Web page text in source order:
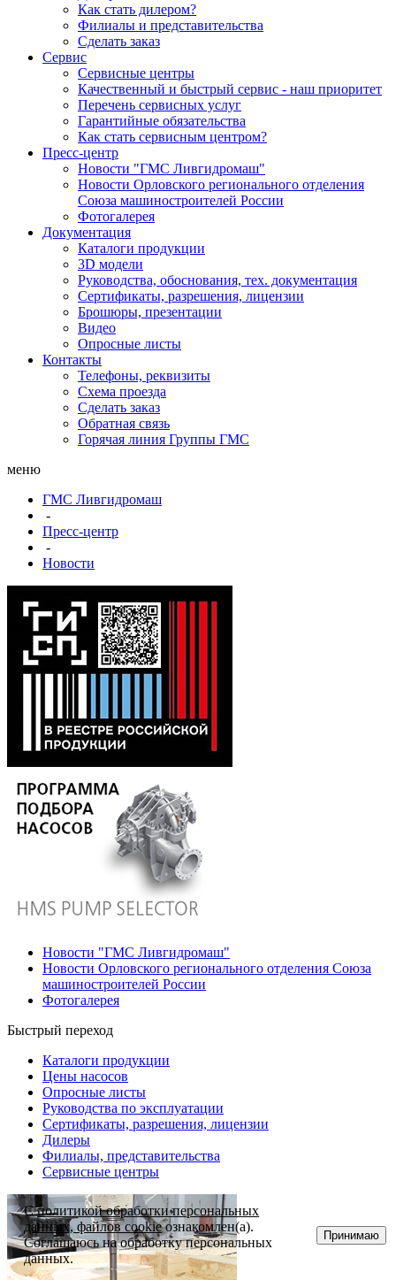
Как стать дилером?
Филиалы и представительства
Сделать заказ
Сервис
Сервисные центры
Качественный и быстрый сервис - наш приоритет
Перечень сервисных услуг
Гарантийные обязательства
Как стать сервисным центром?
Пресс-центр
Новости "ГМС Ливгидромаш"
Новости Орловского регионального отделения
Союза машиностроителей России
Фотогалерея
Документация
Каталоги продукции
3D модели
Руководства, обоснования, тех. документация
Сертификаты, разрешения, лицензии
Брошюры, презентации
Видео
Опросные листы
Контакты
Телефоны, реквизиты
Схема проезда
Сделать заказ
Обратная связь
Горячая линия Группы ГМС
меню
ГМС Ливгидромаш
-
Пресс-центр
-
Новости
Новости "ГМС Ливгидромаш"
Новости Орловского регионального отделения Союза
машиностроителей России
Фотогалерея
Быстрый переход
Каталоги продукции
Цены насосов
Опросные листы
Руководства по эксплуатации
Сертификаты, разрешения, лицензии
Дилеры
Филиалы, представительства
Сервисные центры
Сполитикой обработки персональных
данных, файлов cookieознакомлен(а).
Соглашаюсь на обработку персональных
данных.
Принимаю